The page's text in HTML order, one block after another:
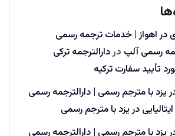
در اهواز | خدمات ترجمه رسمی
رسمی آلپ دردارالترجمه ترکی
تأیید سفارت ترکیه
یزد با مترجم رسمی | دارالترجمه رسمی
در یزد با مترجم رسمی
یزد با مترجم رسمی | دارالترجمه رسمی